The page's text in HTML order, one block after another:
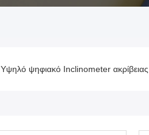
Υψηλό ψηφιακό Inclinometer ακρίβειας